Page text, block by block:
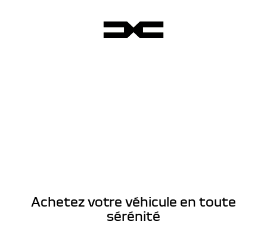
Achetez votre véhicule en toute
sérénité